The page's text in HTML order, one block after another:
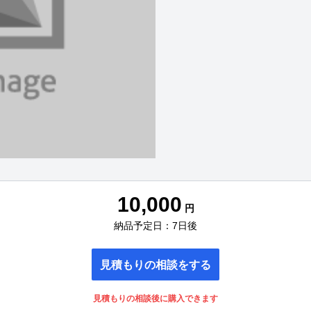
10,000 円
納品予定日：7日後
見積もりの相談をする
見積もりの相談後に購入できます